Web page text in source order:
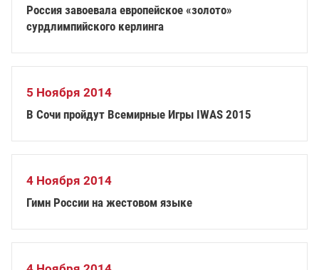
Россия завоевала европейское «золото»
сурдлимпийского керлинга
5 Ноября 2014
В Сочи пройдут Всемирные Игры IWAS 2015
4 Ноября 2014
Гимн России на жестовом языке